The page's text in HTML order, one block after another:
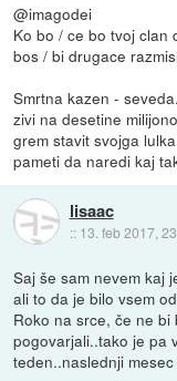
@imagodei
Ko bo / ce bo tvoj clan
bos / bi drugace
Smrtna kazen -
zivi na desetine
grem stavit svojga
pameti da naredi kaj
lisaac
:: 13. feb 2017,
Saj še sam nevem kaj
ali to da je bilo vsem
Roko na srce, če ne
pogovarjali..tako je pa
teden..naslednji